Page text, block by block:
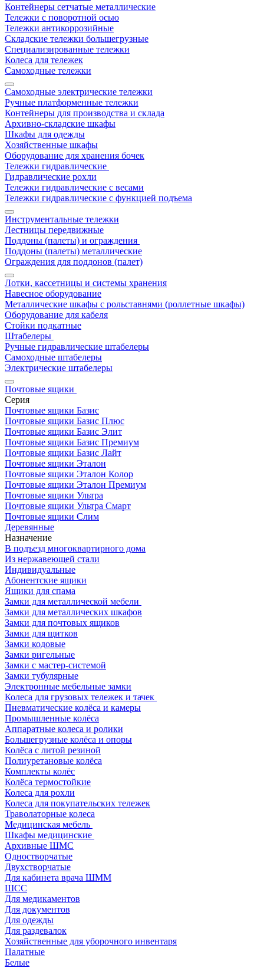
Контейнеры сетчатые металлические
Тележки с поворотной осью
Тележки антикоррозийные
Складские тележки большегрузные
Специализированные тележки
Колеса для тележек
Самоходные тележки
Самоходные электрические тележки
Ручные платформенные тележки
Контейнеры для производства и склада
Архивно-складские шкафы
Шкафы для одежды
Хозяйственные шкафы
Оборудование для хранения бочек
Тележки гидравлические
Гидравлические рохли
Тележки гидравлические с весами
Тележки гидравлические с функцией подъема
Инструментальные тележки
Лестницы передвижные
Поддоны (палеты) и ограждения
Поддоны (палеты) металлические
Ограждения для поддонов (палет)
Лотки, кассетницы и системы хранения
Навесное оборудование
Металлические шкафы с рольставнями (роллетные шкафы)
Оборудование для кабеля
Стойки подкатные
Штабелеры
Ручные гидравлические штабелеры
Самоходные штабелеры
Электрические штабелеры
Почтовые ящики
Серия
Почтовые ящики Базис
Почтовые ящики Базис Плюс
Почтовые ящики Базис Элит
Почтовые ящики Базис Премиум
Почтовые ящики Базис Лайт
Почтовые ящики Эталон
Почтовые ящики Эталон Колор
Почтовые ящики Эталон Премиум
Почтовые ящики Ультра
Почтовые ящики Ультра Смарт
Почтовые ящики Слим
Деревянные
Назначение
В подъезд многоквартирного дома
Из нержавеющей стали
Индивидуальные
Абонентские ящики
Ящики для спама
Замки для металлической мебели
Замки для металлических шкафов
Замки для почтовых ящиков
Замки для щитков
Замки кодовые
Замки ригельные
Замки с мастер-системой
Замки тубулярные
Электронные мебельные замки
Колеса для грузовых тележек и тачек
Пневматические колёса и камеры
Промышленные колёса
Аппаратные колеса и ролики
Большегрузные колёса и опоры
Колёса с литой резиной
Полиуретановые колёса
Комплекты колёс
Колёса термостойкие
Колеса для рохли
Колеса для покупательских тележек
Траволаторные колеса
Медицинская мебель
Шкафы медицинские
Архивные ШМС
Одностворчатые
Двухстворчатые
Для кабинета врача ШММ
ШСС
Для медикаментов
Для документов
Для одежды
Для раздевалок
Хозяйственные для уборочного инвентаря
Палатные
Белые